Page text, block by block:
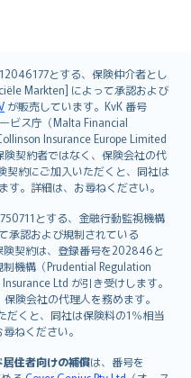
とする、保険仲介者とし
Markten] によって承認および
が販売しています。KvK 番号
ビス庁（Malta Financial
Insurance Europe Limited
契約者ではなく、保険会社の代
契約にご加入いただくと、同社は
。詳細は、お尋ねください。
とする、金融行動監視機構
承認および規制されている
険契約は、登録番号を202846と
機構（Prudential Regulation
Ltd が引き受けします。
険会社の代理人を務めます。
だくと、同社は保険料の1％相当
ねください。
住者向けの補償は、番号を